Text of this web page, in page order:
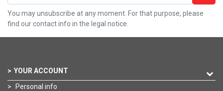
You may unsubscribe at any moment. For that purpose, please
find our contact info in the legal notice.
YOUR ACCOUNT
Personal info